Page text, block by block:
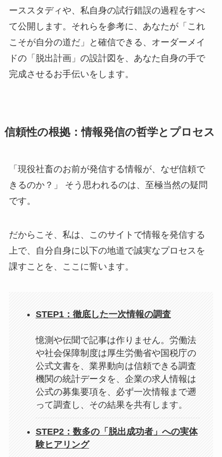
ーススタディや、私自身の試行錯誤の過程をすべ
て公開します。それらを参考に、あなたが「これ
こそが自分の道だ」と確信できる、オーダーメイ
ドの「脱出計画」の設計図を、あなた自身の手で
完成させるお手伝いをします。
信頼性の根拠：情報発信の哲学とプロセス
「現役社畜のお前が発信する情報が、なぜ信頼で
きるのか？」 そう思われるのは、至極当然の疑問
です。
だからこそ、私は、このサイトで情報を発信する
上で、自分自身に以下の地道で誠実なプロセスを
課すことを、ここに誓います。
STEP1：徹底した一次情報の調査
憶測や伝聞で記事は作りません。労働法
や社会保障制度は厚生労働省や国税庁の
公式文書を、業界動向は信頼できる調査
機関の統計データを、企業の求人情報は
公式の募集要項を、必ず一次情報まで遡
って調査し、その結果を共有します。
STEP2：数多の「脱出成功者」への実体
験ヒアリング